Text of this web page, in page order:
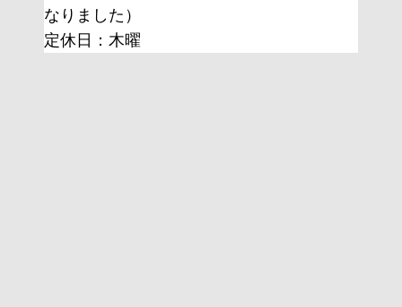
なりました）
定休日：木曜